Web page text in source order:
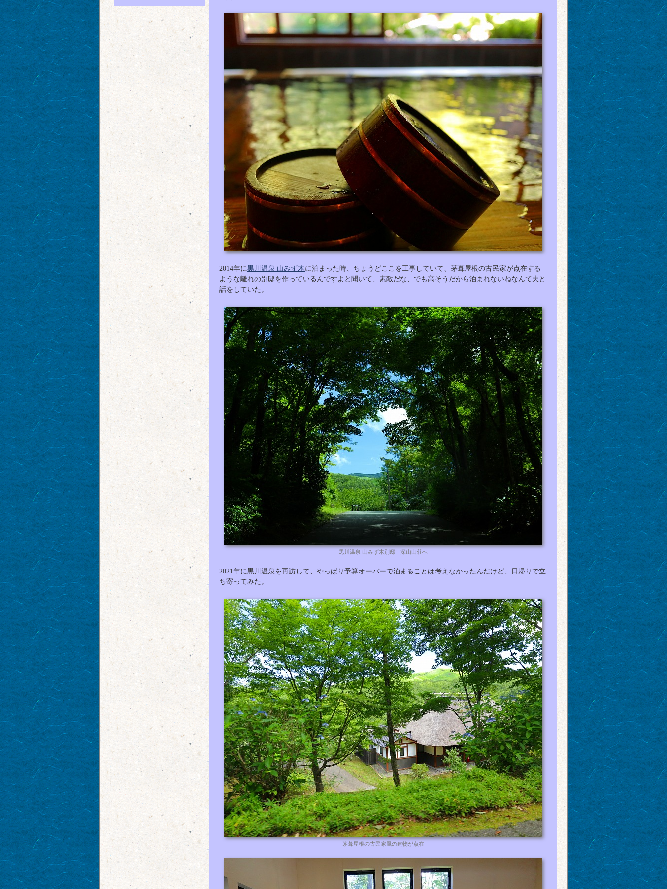
2014年に黒川温泉 山みず木に泊まった時、ちょうどここを工事していて、茅葺屋根の古民家が点在する
ような離れの別邸を作っているんですよと聞いて、素敵だな、でも高そうだから泊まれないねなんて夫と
話をしていた。
黒川温泉 山みず木別邸 深山山荘へ
2021年に黒川温泉を再訪して、やっぱり予算オーバーで泊まることは考えなかったんだけど、日帰りで立
ち寄ってみた。
茅葺屋根の古民家風の建物が点在